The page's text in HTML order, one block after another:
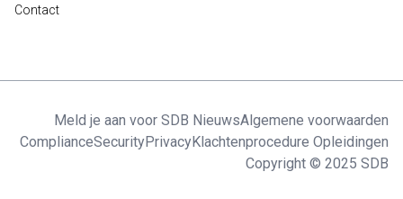
Contact
Meld je aan voor SDB NieuwsAlgemene voorwaarden
ComplianceSecurityPrivacyKlachtenprocedure Opleidingen
Copyright © 2025 SDB